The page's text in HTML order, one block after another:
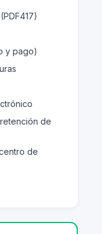
y pago)
de
de